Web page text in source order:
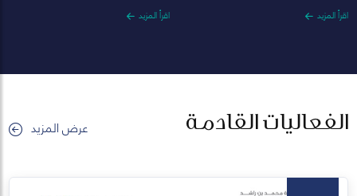
اقرأ المزيد اقرأ المزيد
الفعاليات القادمة عرض المزيد